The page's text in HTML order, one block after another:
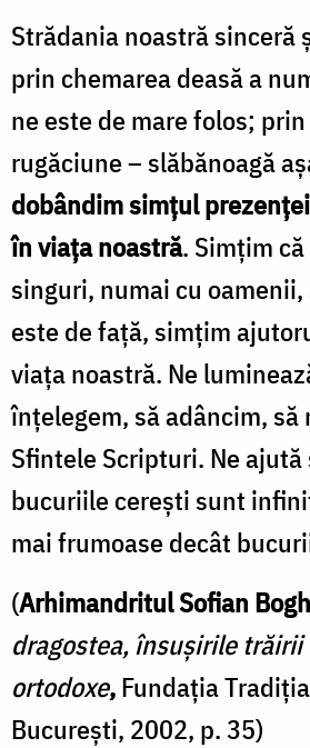
Strădania noastră sinceră
prin chemarea deasă a
ne este de mare folos;
rugăciune – slăbănoagă
dobândim simțul
în viața noastră. Simțim
singuri, numai cu
este de față, simțim
viața noastră. Ne
înțelegem, să adâncim, să
Sfintele Scripturi. Ne
bucuriile cerești sunt
mai frumoase decât
(Arhimandritul Sofian
dragostea, însușirile trăirii
ortodoxe,Fundația
București, 2002, p. 35)